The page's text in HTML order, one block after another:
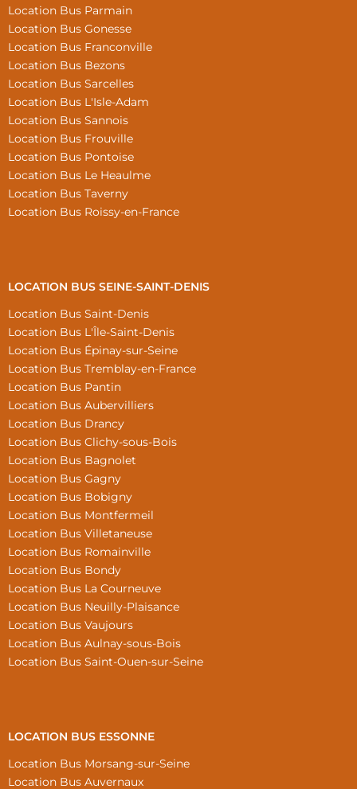
Location Bus Parmain
Location Bus Gonesse
Location Bus Franconville
Location Bus Bezons
Location Bus Sarcelles
Location Bus L'Isle-Adam
Location Bus Sannois
Location Bus Frouville
Location Bus Pontoise
Location Bus Le Heaulme
Location Bus Taverny
Location Bus Roissy-en-France
LOCATION BUS SEINE-SAINT-DENIS
Location Bus Saint-Denis
Location Bus L'Île-Saint-Denis
Location Bus Épinay-sur-Seine
Location Bus Tremblay-en-France
Location Bus Pantin
Location Bus Aubervilliers
Location Bus Drancy
Location Bus Clichy-sous-Bois
Location Bus Bagnolet
Location Bus Gagny
Location Bus Bobigny
Location Bus Montfermeil
Location Bus Villetaneuse
Location Bus Romainville
Location Bus Bondy
Location Bus La Courneuve
Location Bus Neuilly-Plaisance
Location Bus Vaujours
Location Bus Aulnay-sous-Bois
Location Bus Saint-Ouen-sur-Seine
LOCATION BUS ESSONNE
Location Bus Morsang-sur-Seine
Location Bus Auvernaux